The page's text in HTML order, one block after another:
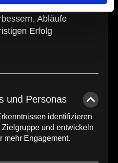
die das
Abläufe
Erfolg
und Personas
identifizieren
und entwickeln
mehr Engagement.